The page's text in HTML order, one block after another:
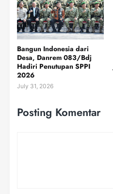
Bangun Indonesia dari
Desa, Danrem 083/Bdj
Hadiri Penutupan SPPI
2026
July 31, 2026
Posting Komentar